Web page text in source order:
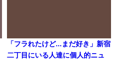
「フラれたけど...まだ好き」新宿
二丁目にいる人達に個人的ニュ